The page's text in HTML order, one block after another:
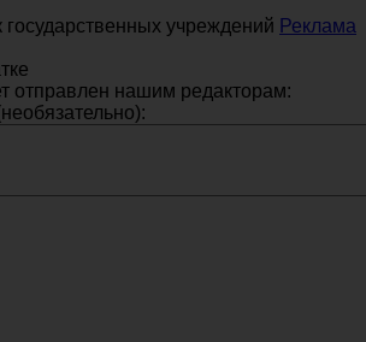
учреждений Реклама
отправлен нашим редакторам: